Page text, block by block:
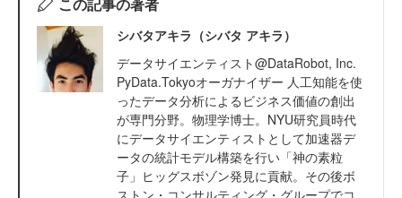
シバタアキラ（シバタ アキラ）
データサイエンティスト@DataRobot, Inc.
PyData.Tokyoオーガナイザー 人工知能を使
ったデータ分析によるビジネス価値の創出
が専門分野。物理学博士。NYU研究員時代
にデータサイエンティストとして加速器デ
ータの統計モデル構築を行い「神の素粒
子」ヒッグスボゾン発見に貢献。その後ボ
ストン・コンサルティング・グループでコ